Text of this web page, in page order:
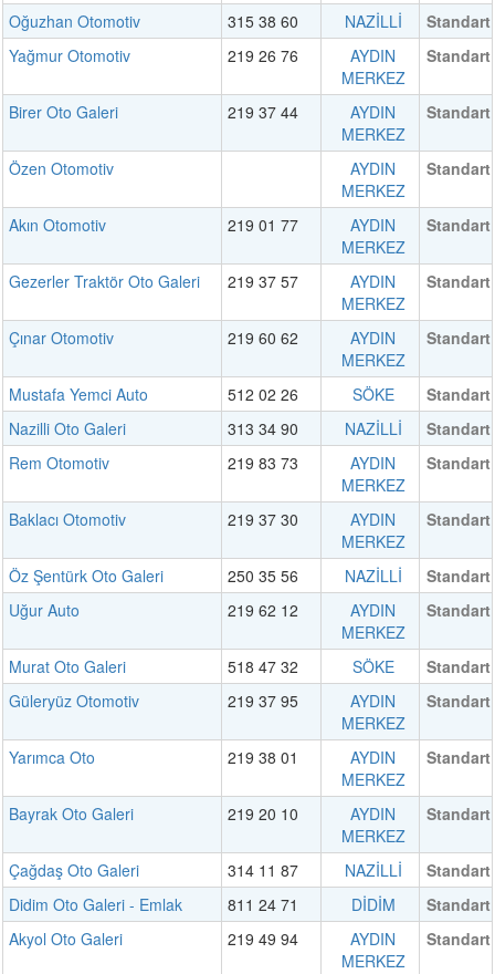
Oğuzhan Otomotiv 315 38 60 NAZİLLİ
Standart
Yağmur Otomotiv
219 26 76
AYDIN
MERKEZ
Standart
Birer Oto Galeri 219 37 44
AYDIN
MERKEZ
Standart
Özen Otomotiv
AYDIN
MERKEZ
Standart
Akın Otomotiv 219 01 77
AYDIN
MERKEZ
Standart
Gezerler Traktör Oto Galeri 219 37 57
AYDIN
MERKEZ
Standart
Çınar Otomotiv 219 60 62
AYDIN
MERKEZ
Standart
Mustafa Yemci Auto 512 02 26 SÖKE
Standart
Nazilli Oto Galeri
313 34 90 NAZİLLİ
Standart
Rem Otomotiv
219 83 73
AYDIN
MERKEZ
Standart
Baklacı Otomotiv 219 37 30
AYDIN
MERKEZ
Standart
Öz Şentürk Oto Galeri 250 35 56 NAZİLLİ
Standart
Uğur Auto
219 62 12
AYDIN
MERKEZ
Standart
Murat Oto Galeri 518 47 32 SÖKE
Standart
Güleryüz Otomotiv
219 37 95
AYDIN
MERKEZ
Standart
Yarımca Oto 219 38 01
AYDIN
MERKEZ
Standart
Bayrak Oto Galeri 219 20 10
AYDIN
MERKEZ
Standart
Çağdaş Oto Galeri 314 11 87 NAZİLLİ
Standart
Didim Oto Galeri - Emlak
811 24 71 DİDİM
Standart
Akyol Oto Galeri
219 49 94
AYDIN
MERKEZ
Standart